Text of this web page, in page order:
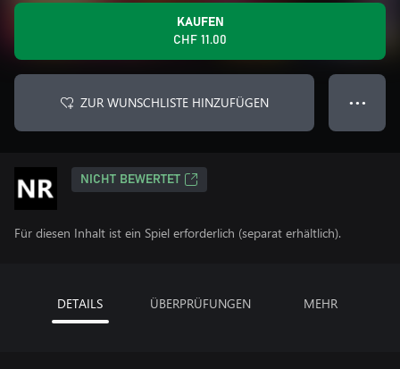
KAUFEN
CHF 11.00
ZUR WUNSCHLISTE HINZUFÜGEN ● ● ●
NICHT BEWERTET
Für diesen Inhalt ist ein Spiel erforderlich (separat erhältlich).
DETAILS ÜBERPRÜFUNGEN MEHR